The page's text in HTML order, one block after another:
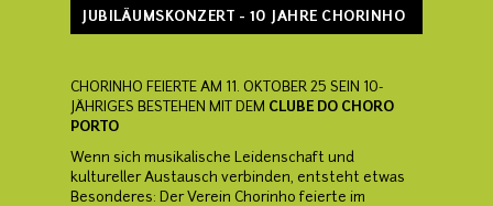
JUBILÄUMSKONZERT - 10 JAHRE CHORINHO
CHORINHO FEIERTE AM 11. OKTOBER 25 SEIN 10-
JÄHRIGES BESTEHEN MIT DEM CLUBE DO CHORO
PORTO
Wenn sich musikalische Leidenschaft und
kultureller Austausch verbinden, entsteht etwas
Besonderes: Der Verein Chorinho feierte im